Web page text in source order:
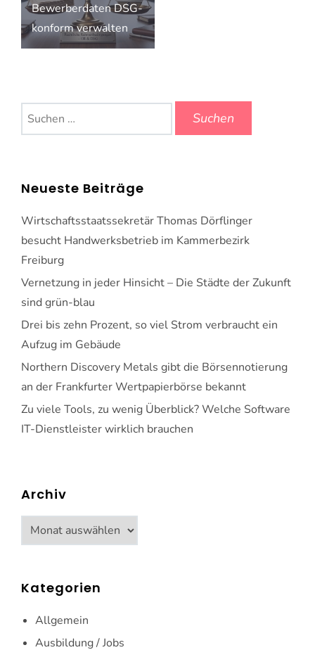
Bewerberdaten DSG-
konform verwalten
Suchen
nach:
Neueste Beiträge
Wirtschaftsstaatssekretär Thomas Dörflinger
besucht Handwerksbetrieb im Kammerbezirk
Freiburg
Vernetzung in jeder Hinsicht – Die Städte der Zukunft
sind grün-blau
Drei bis zehn Prozent, so viel Strom verbraucht ein
Aufzug im Gebäude
Northern Discovery Metals gibt die Börsennotierung
an der Frankfurter Wertpapierbörse bekannt
Zu viele Tools, zu wenig Überblick? Welche Software
IT-Dienstleister wirklich brauchen
Archiv
Archiv
Kategorien
Allgemein
Ausbildung / Jobs